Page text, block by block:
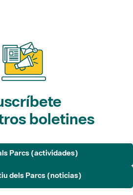
boletines
Parcs (actividades)
dels Parcs (noticias)